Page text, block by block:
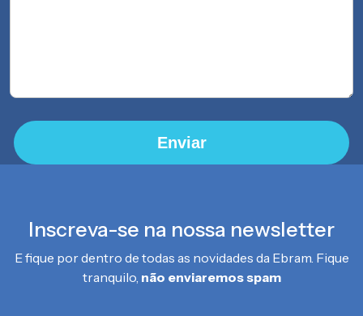
Enviar
Inscreva-se na nossa newsletter
E fique por dentro de todas as novidades da Ebram. Fique
tranquilo, não enviaremos spam